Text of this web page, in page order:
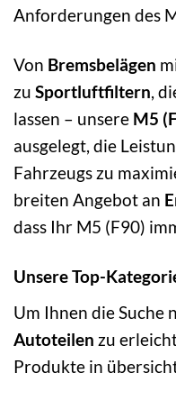
Anforderungen des
Von Bremsbelägen
zu Sportluftfiltern,
lassen – unsere M5
ausgelegt, die
Fahrzeugs zu
breiten Angebot an
dass Ihr M5 (F90)
Unsere Top-
Um Ihnen die Suche
Autoteilen zu
Produkte in